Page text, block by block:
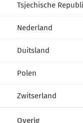
Tsjechische
Nederland
Duitsland
Polen
Zwitserland
Overig